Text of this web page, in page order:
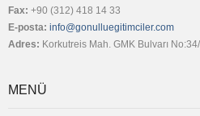
Fax: +90 (312) 418 14 33
E-posta: info@gonulluegitimciler.com
Adres: Korkutreis Mah. GMK Bulvarı
MENÜ